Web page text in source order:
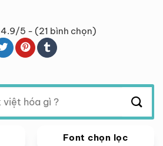
4.9/5 - (21 bình chọn)
Font chọn lọc